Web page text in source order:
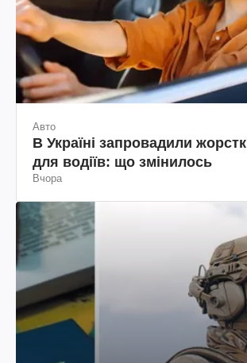
Авто
В Україні запровадили
для водіїв: що змінилось
Вчора